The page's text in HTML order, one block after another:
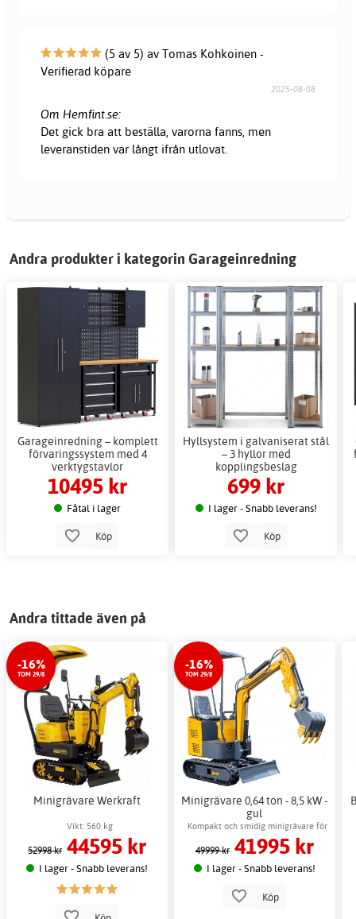
(5 av 5) av Tomas Kohkoinen -
Verifierad köpare
2025-08-08
Om Hemfint.se:
Det gick bra att beställa, varorna fanns, men
leveranstiden var långt ifrån utlovat.
Andra produkter i kategorin Garageinredning
Garageinredning – komplett
förvaringssystem med 4
verktygstavlor
10495 kr
Fåtal i lager
Köp
Hyllsystem i galvaniserat stål
– 3 hyllor med
kopplingsbeslag
699 kr
I lager - Snabb leverans!
Köp
Andra tittade även på
-16%
TOM 29/8
Minigrävare Werkraft
Vikt: 560 kg
52998 kr 44595 kr
I lager - Snabb leverans!
-16%
TOM 29/8
Minigrävare 0,64 ton - 8,5 kW -
gul
Kompakt och smidig minigrävare för
arbete i trånga utrymmen
49999 kr 41995 kr
I lager - Snabb leverans!
Köp